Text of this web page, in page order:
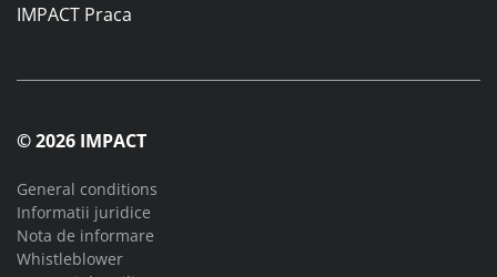
IMPACT Praca
© 2026 IMPACT
General conditions
Informatii juridice
Nota de informare
Whistleblower